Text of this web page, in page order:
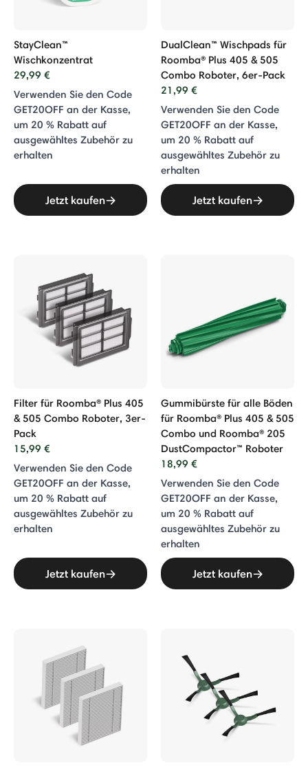
StayClean™
Wischkonzentrat
29,99 €
Verwenden Sie den Code
GET20OFF an der Kasse,
um 20 % Rabatt auf
ausgewähltes Zubehör zu
erhalten
Jetzt kaufen
DualClean™ Wischpads für
Roomba® Plus 405 & 505
Combo Roboter, 6er-Pack
21,99 €
Verwenden Sie den Code
GET20OFF an der Kasse,
um 20 % Rabatt auf
ausgewähltes Zubehör zu
erhalten
Jetzt kaufen
Filter für Roomba® Plus 405
& 505 Combo Roboter, 3er-
Pack
15,99 €
Verwenden Sie den Code
GET20OFF an der Kasse,
um 20 % Rabatt auf
ausgewähltes Zubehör zu
erhalten
Jetzt kaufen
Gummibürste für alle Böden
für Roomba® Plus 405 & 505
Combo und Roomba® 205
DustCompactor™ Roboter
18,99 €
Verwenden Sie den Code
GET20OFF an der Kasse,
um 20 % Rabatt auf
ausgewähltes Zubehör zu
erhalten
Jetzt kaufen